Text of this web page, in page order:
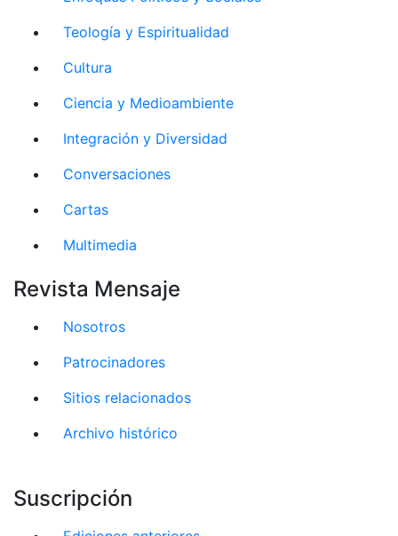
Teología y Espiritualidad
Cultura
Ciencia y Medioambiente
Integración y Diversidad
Conversaciones
Cartas
Multimedia
Revista Mensaje
Nosotros
Patrocinadores
Sitios relacionados
Archivo histórico
Suscripción